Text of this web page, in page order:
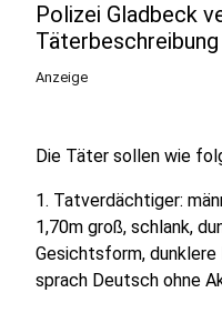
Polizei Gladbeck
Täterbeschreibung
Anzeige
Die Täter sollen wie
1. Tatverdächtiger:
1,70m groß, schlank,
Gesichtsform,
sprach Deutsch ohne